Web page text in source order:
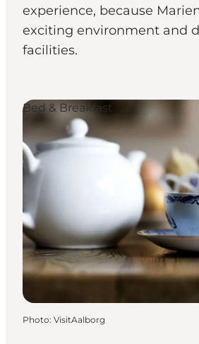
experience, because
exciting environment and
facilities.
Bed & Breakfast
Photo: VisitAalborg